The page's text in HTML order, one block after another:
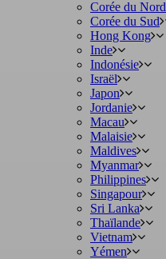
Corée du Nord
Corée du Sud
Hong Kong
Inde
Indonésie
Israël
Japon
Jordanie
Macau
Malaisie
Maldives
Myanmar
Philippines
Singapour
Sri Lanka
Thaïlande
Vietnam
Yémen